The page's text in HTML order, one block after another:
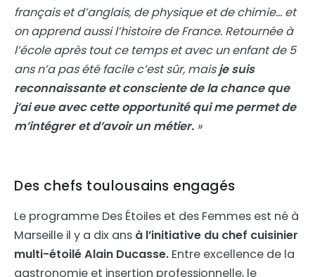
français et d’anglais, de physique et de chimie… et
on apprend aussi l’histoire de France. Retournée à
l’école après tout ce temps et avec un enfant de 5
ans n’a pas été facile c’est sûr, maisje suis
reconnaissante et consciente de la chance que
j’ai eue avec cette opportunité qui me permet de
m’intégrer et d’avoir un métier. »
Des chefs toulousains engagés
Le programme Des Étoiles et des Femmes est né à
Marseille il y a dix ans à l’initiative du chef cuisinier
multi-étoilé Alain Ducasse. Entre excellence de la
gastronomie et insertion professionnelle, le